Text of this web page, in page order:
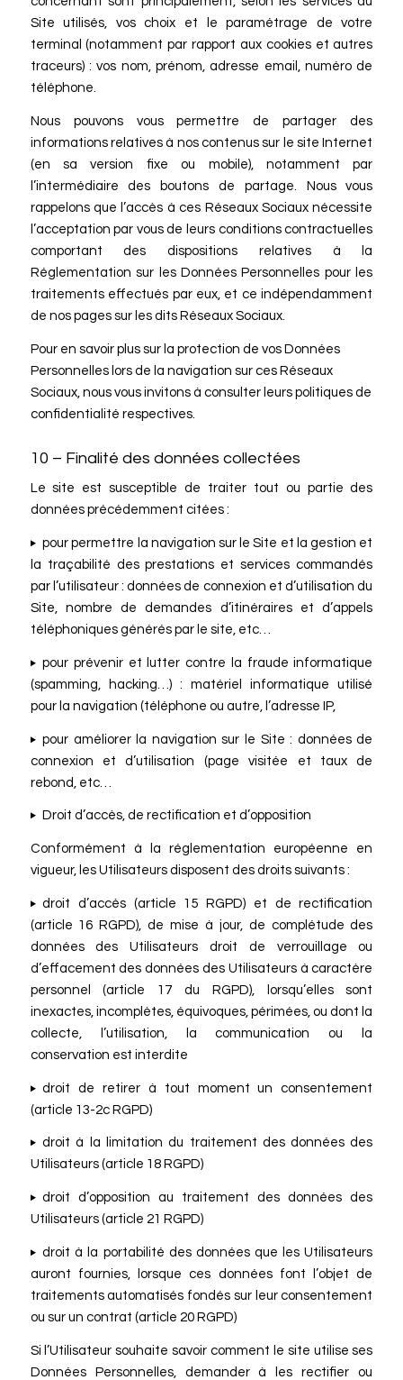
Site utilisés, vos choix et le paramétrage de votre
terminal (notamment par rapport aux cookies et autres
traceurs) : vos nom, prénom, adresse email, numéro de
téléphone.
Nous pouvons vous permettre de partager des
informations relatives à nos contenus sur le site Internet
(en sa version fixe ou mobile), notamment par
l’intermédiaire des boutons de partage. Nous vous
rappelons que l’accès à ces Réseaux Sociaux nécessite
l’acceptation par vous de leurs conditions contractuelles
comportant des dispositions relatives à la
Réglementation sur les Données Personnelles pour les
traitements effectués par eux, et ce indépendamment
de nos pages sur les dits Réseaux Sociaux.
Pour en savoir plus sur la protection de vos Données
Personnelles lors de la navigation sur ces Réseaux
Sociaux, nous vous invitons à consulter leurs politiques de
confidentialité respectives.
10 – Finalité des données collectées
Le site est susceptible de traiter tout ou partie des
données précédemment citées :
pour permettre la navigation sur le Site et la gestion et
la traçabilité des prestations et services commandés
par l’utilisateur : données de connexion et d’utilisation du
Site, nombre de demandes d’itinéraires et d’appels
téléphoniques générés par le site, etc…
pour prévenir et lutter contre la fraude informatique
(spamming, hacking…) : matériel informatique utilisé
pour la navigation (téléphone ou autre, l’adresse IP,
pour améliorer la navigation sur le Site : données de
connexion et d’utilisation (page visitée et taux de
rebond, etc…
Droit d’accès, de rectification et d’opposition
Conformément à la réglementation européenne en
vigueur, les Utilisateurs disposent des droits suivants :
droit d’accès (article 15 RGPD) et de rectification
(article 16 RGPD), de mise à jour, de complétude des
données des Utilisateurs droit de verrouillage ou
d’effacement des données des Utilisateurs à caractère
personnel (article 17 du RGPD), lorsqu’elles sont
inexactes, incomplètes, équivoques, périmées, ou dont la
collecte, l’utilisation, la communication ou la
conservation est interdite
droit de retirer à tout moment un consentement
(article 13-2c RGPD)
droit à la limitation du traitement des données des
Utilisateurs (article 18 RGPD)
droit d’opposition au traitement des données des
Utilisateurs (article 21 RGPD)
droit à la portabilité des données que les Utilisateurs
auront fournies, lorsque ces données font l’objet de
traitements automatisés fondés sur leur consentement
ou sur un contrat (article 20 RGPD)
Si l’Utilisateur souhaite savoir comment le site utilise ses
Données Personnelles, demander à les rectifier ou